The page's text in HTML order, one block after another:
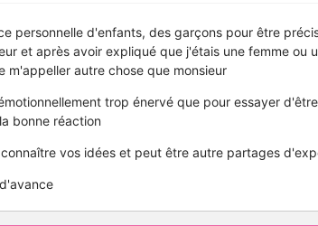
personnelle d'enfants, des garçons pour être
et après avoir expliqué que j'étais une femme ou
m'appeller autre chose que monsieur
trop énervé que pour essayer
bonne réaction
vos idées et peut être autre partages